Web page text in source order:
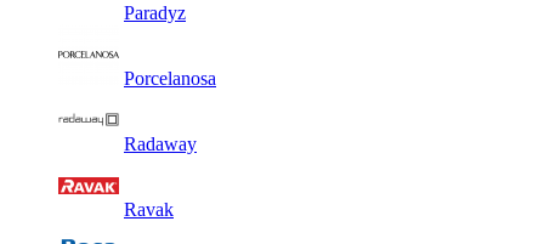
Paradyz
Porcelanosa
Radaway
Ravak